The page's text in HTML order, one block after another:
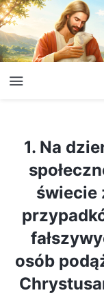
1. Na
świecie
osób